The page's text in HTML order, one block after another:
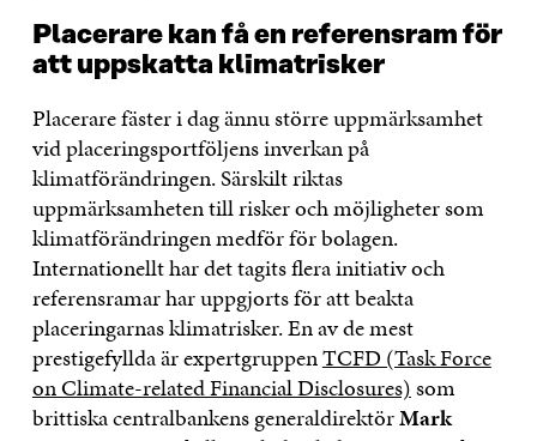
Placerare kan få en referensram för
att uppskatta klimatrisker
Placerare fäster i dag ännu större uppmärksamhet
vid placeringsportföljens inverkan på
klimatförändringen. Särskilt riktas
uppmärksamheten till risker och möjligheter som
klimatförändringen medför för bolagen.
Internationellt har det tagits flera initiativ och
referensramar har uppgjorts för att beakta
placeringarnas klimatrisker. En av de mest
prestigefyllda är expertgruppenTCFD (Task Force
on Climate-related Financial Disclosures)som
brittiska centralbankens generaldirektörMark